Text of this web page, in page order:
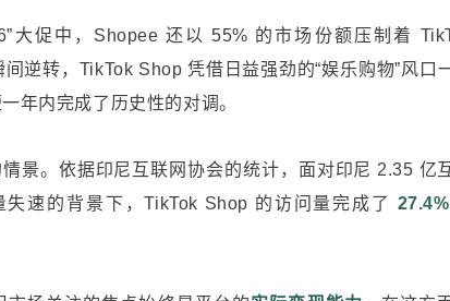
大促中，Shopee 还以 55% 的市场份额压制着
逆转，TikTok Shop 凭借日益强劲的“娱乐购物”风口
年内完成了历史性的对调。
。依据印尼互联网协会的统计，面对印尼 2.35 亿
速的背景下，TikTok Shop 的访问量完成了